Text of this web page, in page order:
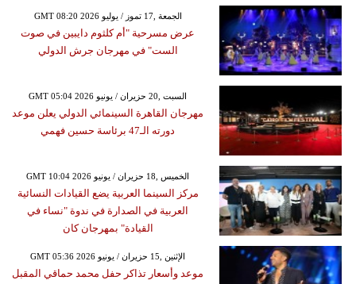
GMT 08:20 2026 الجمعة ,17 تموز / يوليو
عرض مسرحية "أم كلثوم دايبين في صوت
الست" في مهرجان جرش الدولي
GMT 05:04 2026 السبت ,20 حزيران / يونيو
مهرجان القاهرة السينمائي الدولي يعلن موعد
دورته الـ47 برئاسة حسين فهمي
GMT 10:04 2026 الخميس ,18 حزيران / يونيو
مركز السينما العربية يضع القيادات النسائية
العربية في الصدارة في ندوة "نساء في
القيادة" بمهرجان كان
GMT 05:36 2026 الإثنين ,15 حزيران / يونيو
موعد وأسعار تذاكر حفل محمد حماقي المقبل